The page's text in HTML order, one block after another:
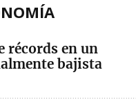
récords en un
bajista